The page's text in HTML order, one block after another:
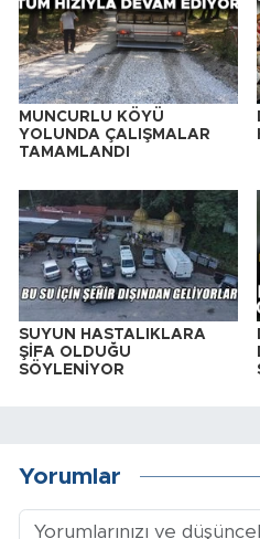
MUNCURLU KÖYÜ
YOLUNDA ÇALIŞMALAR
TAMAMLANDI
SUYUN HASTALIKLARA
ŞİFA OLDUĞU
SÖYLENİYOR
Yorumlar